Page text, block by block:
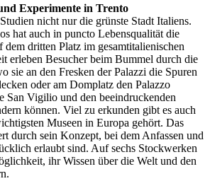
Experimente in Trento
nicht nur die grünste Stadt Italiens.
hat auch in puncto Lebensqualität die
dritten Platz im gesamtitalienischen
erleben Besucher beim Bummel durch die
sie an den Fresken der Palazzi die Spuren
oder am Domplatz den Palazzo
San Vigilio und den beeindruckenden
können. Viel zu erkunden gibt es auch
Museen in Europa gehört. Das
durch sein Konzept, bei dem Anfassen und
erlaubt sind. Auf sechs Stockwerken
ihr Wissen über die Welt und den